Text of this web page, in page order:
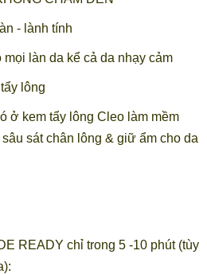
- lành tính
làn da kể cả da nhạy cảm
lông
ở kem tẩy lông Cleo làm mềm
sát chân lông & giữ ẩm cho da
READY chỉ trong 5 -10 phút (tùy